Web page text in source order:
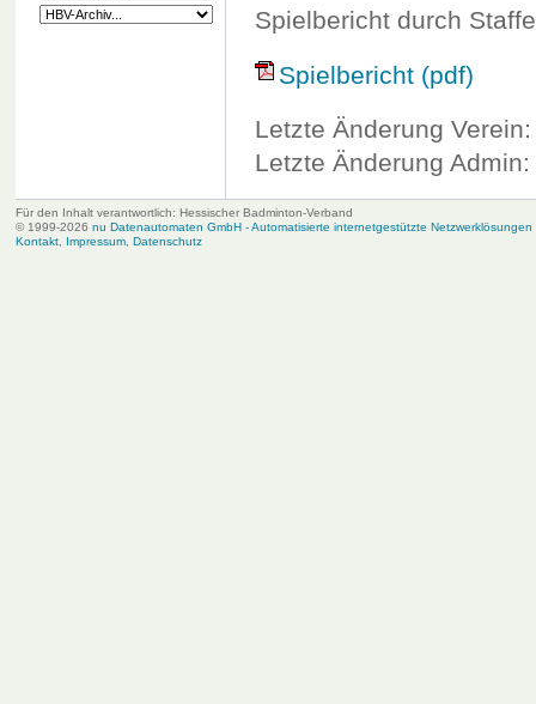
Spielbericht durch
Spielbericht (pdf)
Letzte Änderung
Letzte Änderung
Für den Inhalt verantwortlich: Hessischer Badminton-Verband
© 1999-2026 nu Datenautomaten GmbH - Automatisierte internetgestützte Netzwerklösungen
Kontakt, Impressum, Datenschutz